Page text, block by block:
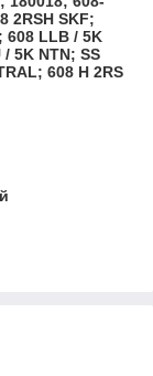
2RSH SKF;
608 LLB / 5K
5K NTN; SS
608 H 2RS